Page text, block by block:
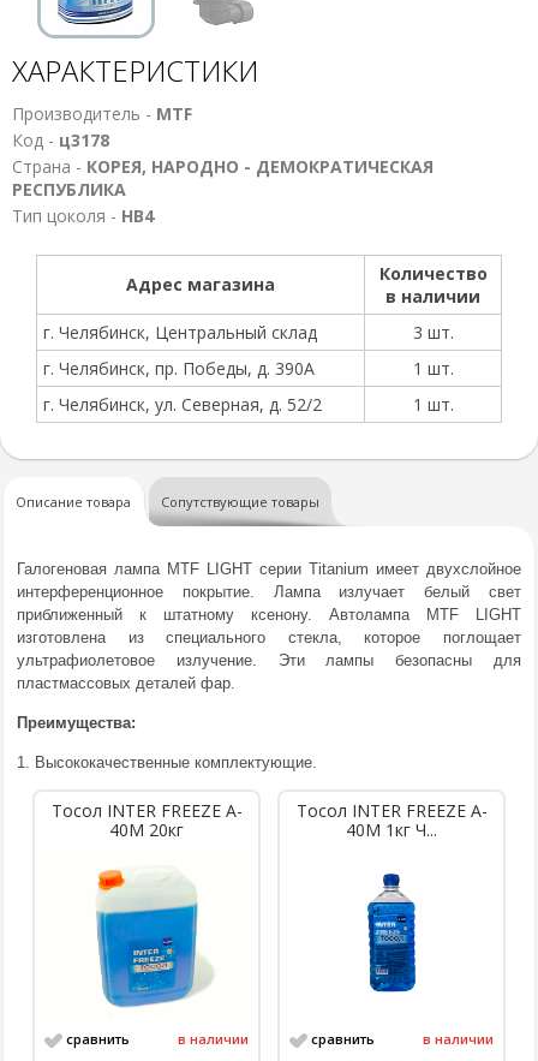
ХАРАКТЕРИСТИКИ
Производитель - MTF
Код - ц3178
Страна - КОРЕЯ, НАРОДНО - ДЕМОКРАТИЧЕСКАЯ
РЕСПУБЛИКА
Тип цоколя - HB4
Адрес магазина
Количество
в наличии
г. Челябинск, Центральный склад
3 шт.
г. Челябинск, пр. Победы, д. 390А
1 шт.
г. Челябинск, ул. Северная, д. 52/2
1 шт.
Описание товара Сопутствующие товары
Галогеновая лампа MTF LIGHT серии Titanium имеет двухслойное
интерференционное покрытие. Лампа излучает белый свет
приближенный к штатному ксенону. Автолампа MTF LIGHT
изготовлена из специального стекла, которое поглощает
ультрафиолетовое излучение. Эти лампы безопасны для
пластмассовых деталей фар.
Преимущества:
1. Высококачественные комплектующие.
Тосол INTER FREEZE A-
40M 20кг
сравнить в наличии
Тосол INTER FREEZE A-
40M 1кг Ч...
сравнить в наличии